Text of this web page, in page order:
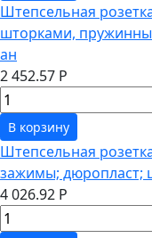
Штепсельная
шторками,
ан
2 452.57 Р
В корзину
Штепсельная
зажимы; дюропласт;
4 026.92 Р